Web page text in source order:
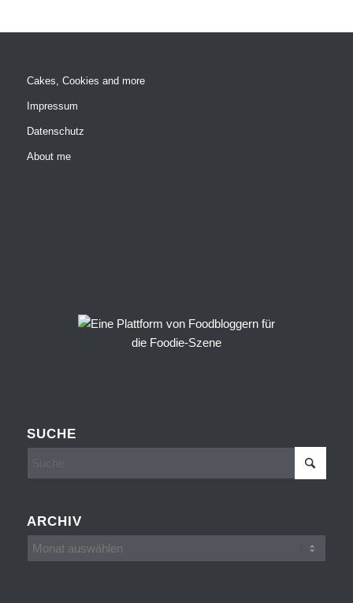
Cakes, Cookies and more
Impressum
Datenschutz
About me
SUCHE
ARCHIV